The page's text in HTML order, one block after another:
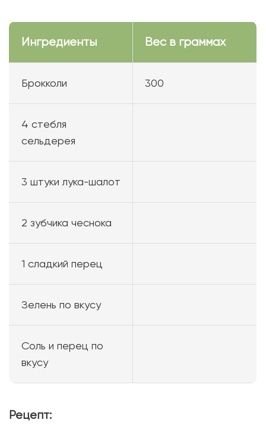
Ингредиенты Вес в граммах
Брокколи 300
4 стебля
сельдерея
3 штуки лука-шалот
2 зубчика чеснока
1 сладкий перец
Зелень по вкусу
Соль и перец по
вкусу
Рецепт: